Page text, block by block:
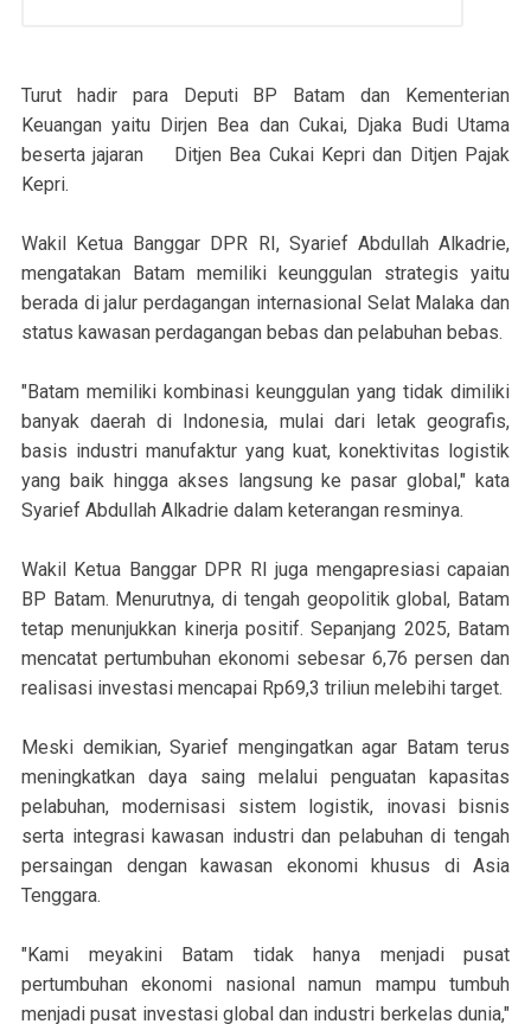
Turut hadir para Deputi BP Batam dan Kementerian
Keuangan yaitu Dirjen Bea dan Cukai, Djaka Budi Utama
beserta jajaran Ditjen Bea Cukai Kepri dan Ditjen Pajak
Kepri.
Wakil Ketua Banggar DPR RI, Syarief Abdullah Alkadrie,
mengatakan Batam memiliki keunggulan strategis yaitu
berada di jalur perdagangan internasional Selat Malaka dan
status kawasan perdagangan bebas dan pelabuhan bebas.
"Batam memiliki kombinasi keunggulan yang tidak dimiliki
banyak daerah di Indonesia, mulai dari letak geografis,
basis industri manufaktur yang kuat, konektivitas logistik
yang baik hingga akses langsung ke pasar global," kata
Syarief Abdullah Alkadrie dalam keterangan resminya.
Wakil Ketua Banggar DPR RI juga mengapresiasi capaian
BP Batam. Menurutnya, di tengah geopolitik global, Batam
tetap menunjukkan kinerja positif. Sepanjang 2025, Batam
mencatat pertumbuhan ekonomi sebesar 6,76 persen dan
realisasi investasi mencapai Rp69,3 triliun melebihi target.
Meski demikian, Syarief mengingatkan agar Batam terus
meningkatkan daya saing melalui penguatan kapasitas
pelabuhan, modernisasi sistem logistik, inovasi bisnis
serta integrasi kawasan industri dan pelabuhan di tengah
persaingan dengan kawasan ekonomi khusus di Asia
Tenggara.
"Kami meyakini Batam tidak hanya menjadi pusat
pertumbuhan ekonomi nasional namun mampu tumbuh
menjadi pusat investasi global dan industri berkelas dunia,"